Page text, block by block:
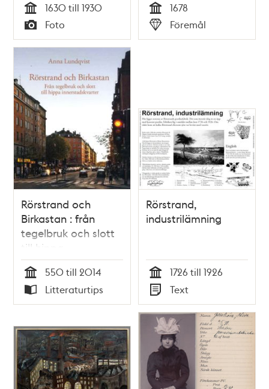
Tid
1630 till 1930
Typ
Foto Tid
1678
Typ
Föremål
Rörstrand och
Birkastan : från
tegelbruk och slott
till hippa
innerstadskvarter /
Anna Lundqvist
Tid
550 till 2014
Typ
Litteraturtips
Rörstrand,
industrilämning
Tid
1726 till 1926
Typ
Text